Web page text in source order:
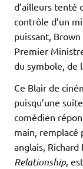
d’ailleurs tenté
contrôle d’un
puissant,
Premier
du symbole, de
Ce Blair de
puisqu’une
comédien
main, remplacé
anglais,
Relationship,